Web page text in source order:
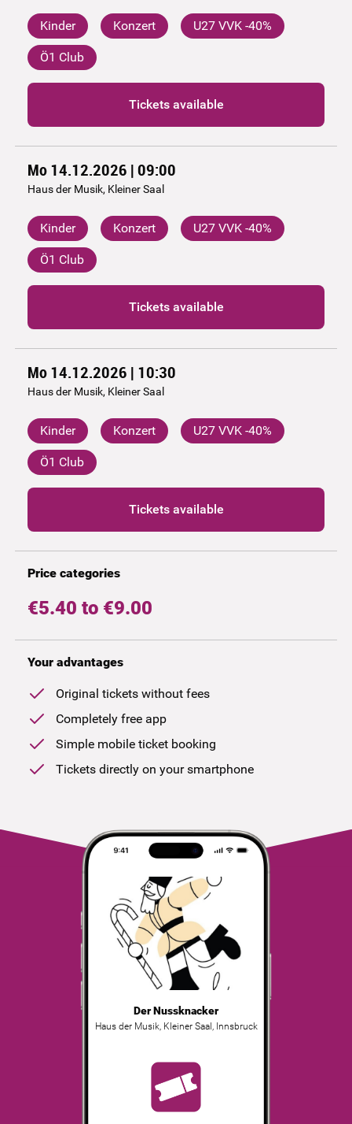
Kinder Konzert U27 VVK -40%
Ö1 Club
Tickets available
Mo 14.12.2026 | 09:00
Haus der Musik, Kleiner Saal
Kinder Konzert U27 VVK -40%
Ö1 Club
Tickets available
Mo 14.12.2026 | 10:30
Haus der Musik, Kleiner Saal
Kinder Konzert U27 VVK -40%
Ö1 Club
Tickets available
Price categories
€5.40 to €9.00
Your advantages
Original tickets without fees
Completely free app
Simple mobile ticket booking
Tickets directly on your smartphone
Der Nussknacker
Haus der Musik, Kleiner Saal Innsbruck